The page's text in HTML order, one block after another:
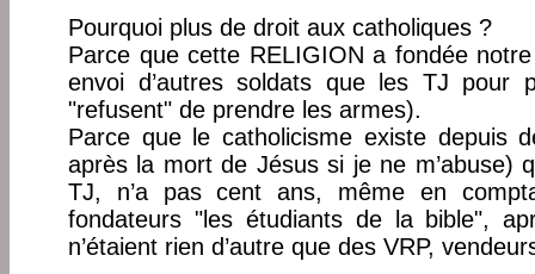
Pourquoi plus de droit aux catholiques ?
Parce que cette RELIGION a fondée
envoi d’autres soldats que les TJ pour
"refusent" de prendre les armes).
Parce que le catholicisme existe depuis
après la mort de Jésus si je ne m’abuse)
TJ, n’a pas cent ans, même en
fondateurs "les étudiants de la bible",
n’étaient rien d’autre que des VRP,